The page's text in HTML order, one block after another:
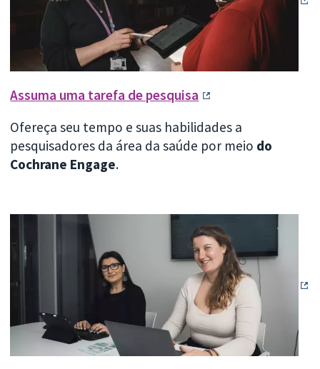
Assuma uma tarefa de pesquisa
Ofereça seu tempo e suas habilidades a
pesquisadores da área da saúde por meio do
Cochrane Engage.